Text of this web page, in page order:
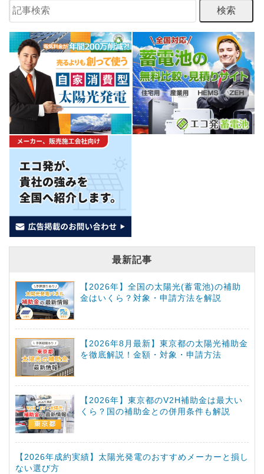
最新記事
【2026年】全国の太陽光(蓄電池)の補助
金はいくら？対象・申請方法を解説
【2026年8月最新】東京都の太陽光補助金
を徹底解説！金額・対象・申請方法
【2026年】東京都のV2H補助金は最大い
くら？国の補助金との併用条件も解説
【2026年成約実績】太陽光発電のおすすめメーカーと損し
ない選び方